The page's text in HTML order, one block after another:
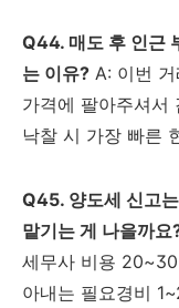
Q44. 매도 후 인근
는 이유? A: 이번
가격에 팔아주셔서
낙찰 시 가장 빠른
Q45. 양도세 신고
맡기는 게 나을까요
세무사 비용
아내는 필요경비